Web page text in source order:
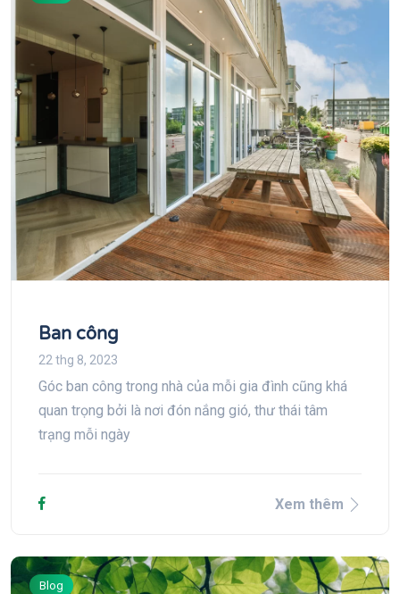
Ban công
22 thg 8, 2023
Góc ban công trong nhà của mỗi gia đình cũng khá
quan trọng bởi là nơi đón nắng gió, thư thái tâm
trạng mỗi ngày
Xem thêm
Blog